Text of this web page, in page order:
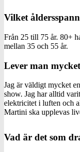
Vilket
Från 25 till 75 år. 80+
mellan 35 och 55 år.
Lever man
Jag är väldigt mycket
show. Jag har alltid
elektricitet i luften och
Martini ska upplevas
Vad är det som